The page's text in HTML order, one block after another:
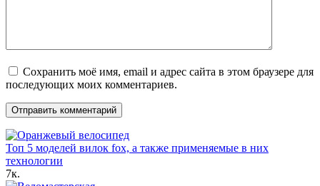
Сохранить моё имя, email и адрес сайта в этом браузере для
последующих моих комментариев.
Топ 5 моделей вилок fox, а также применяемые в них
технологии
7к.